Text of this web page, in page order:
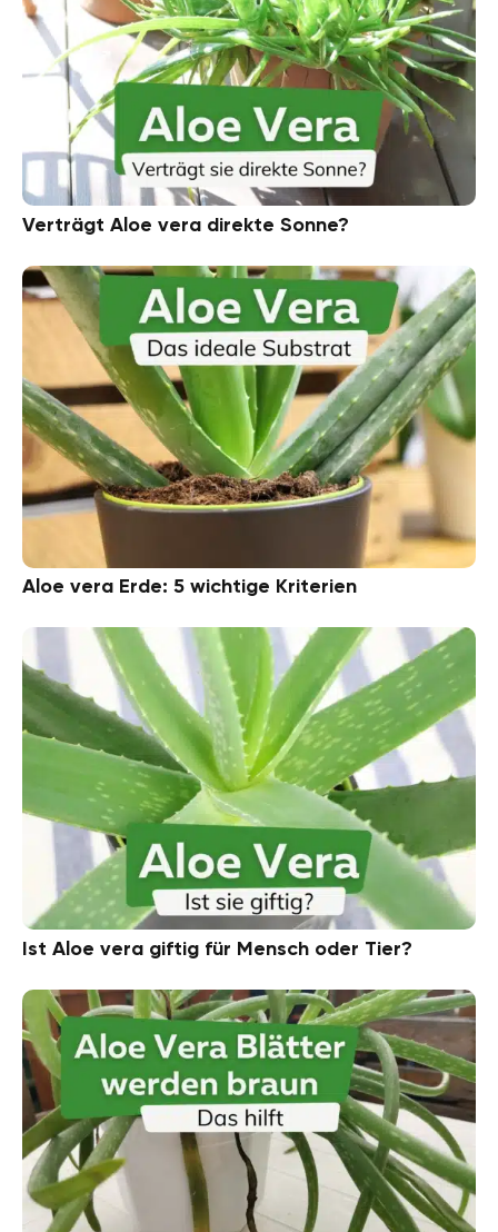
Verträgt Aloe vera direkte Sonne?
Aloe vera Erde: 5 wichtige Kriterien
Ist Aloe vera giftig für Mensch oder Tier?